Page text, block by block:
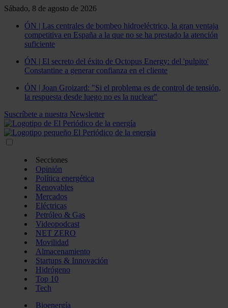
Sábado, 8 de agosto de 2026
ÓN | Las centrales de bombeo hidroeléctrico, la gran ventaja
competitiva en España a la que no se ha prestado la atención
suficiente
ÓN | El secreto del éxito de Octopus Energy: del 'pulpito'
Constantine a generar confianza en el cliente
ÓN | Joan Groizard: "Si el problema es de control de tensión,
la respuesta desde luego no es la nuclear"
Suscríbete a nuestra Newsletter
Secciones
Opinión
Política energética
Renovables
Mercados
Eléctricas
Petróleo & Gas
Videopodcast
NET ZERO
Movilidad
Almacenamiento
Startups & Innovación
Hidrógeno
Top 10
Tech
Bioenergía